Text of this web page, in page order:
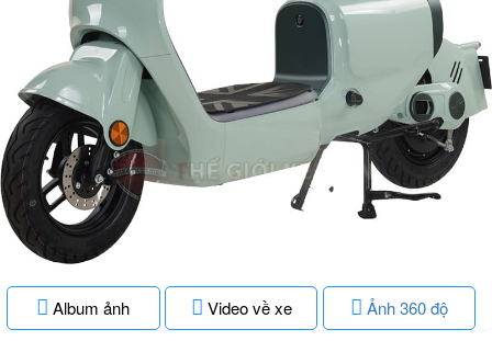
Album ảnh Video về xe Ảnh 360 độ